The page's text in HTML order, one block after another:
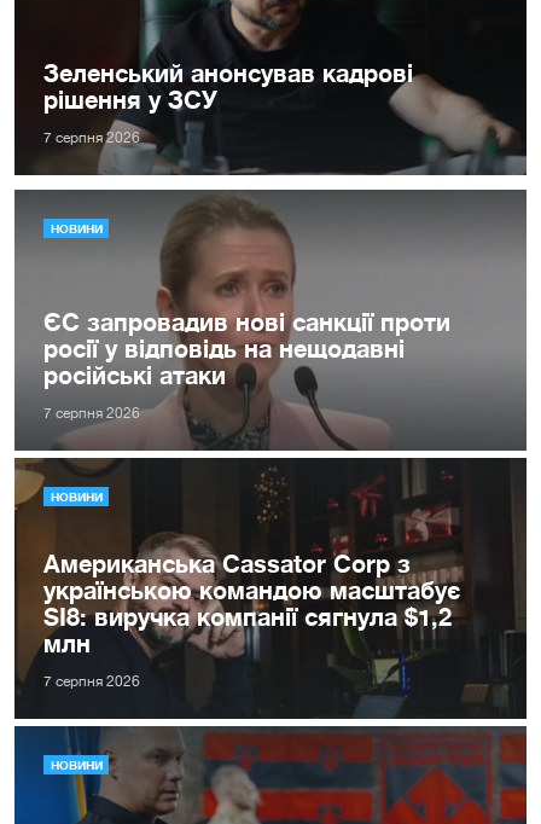
Зеленський анонсував кадрові
рішення у ЗСУ
7 серпня 2026
НОВИНИ
ЄС запровадив нові санкції проти
росії у відповідь на нещодавні
російські атаки
7 серпня 2026
НОВИНИ
Американська Cassator Corp з
українською командою масштабує
SI8: виручка компанії сягнула $1,2
млн
7 серпня 2026
НОВИНИ